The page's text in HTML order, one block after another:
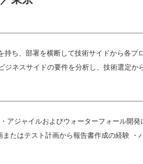
ち、部署を横断して技術サイドから各プ
ネスサイドの要件を分析し、技術選定か
アジャイルおよびウォーターフォール開発
たはテスト計画から報告書作成の経験 ・